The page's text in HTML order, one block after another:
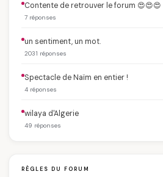
Contente de retrouver le forum 😍😍😍
7 réponses
un sentiment, un mot.
2031 réponses
Spectacle de Naïm en entier !
4 réponses
wilaya d'Algerie
49 réponses
RÈGLES DU FORUM